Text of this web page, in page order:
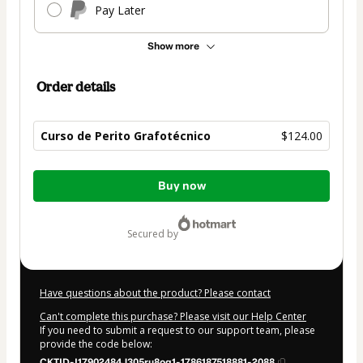
Pay Later
Show more
Order details
Curso de Perito Grafotécnico $124.00
Total
$124.00
Buy now
secured by
Have questions about the product? Please contact
Can't complete this purchase? Please visit our Help Center
If you need to submit a request to our support team, please
provide the code below: